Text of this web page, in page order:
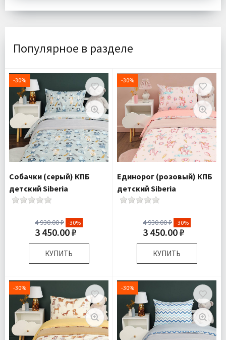
Популярное в разделе
-30%
Собачки (серый) КПБ
детский Siberia
4 930.00 ₽ -30%
3 450.00 ₽
КУПИТЬ
Полутороспальный
Комплектация:
Пододеяльник
1 шт Простыня
1 шт
Наволочка 1
-30%
Единорог (розовый) КПБ
детский Siberia
4 930.00 ₽ -30%
3 450.00 ₽
КУПИТЬ
Полутороспальный
Комплектация:
Пододеяльник
1 шт Простыня
1 шт
Наволочка 1
-30% -30%